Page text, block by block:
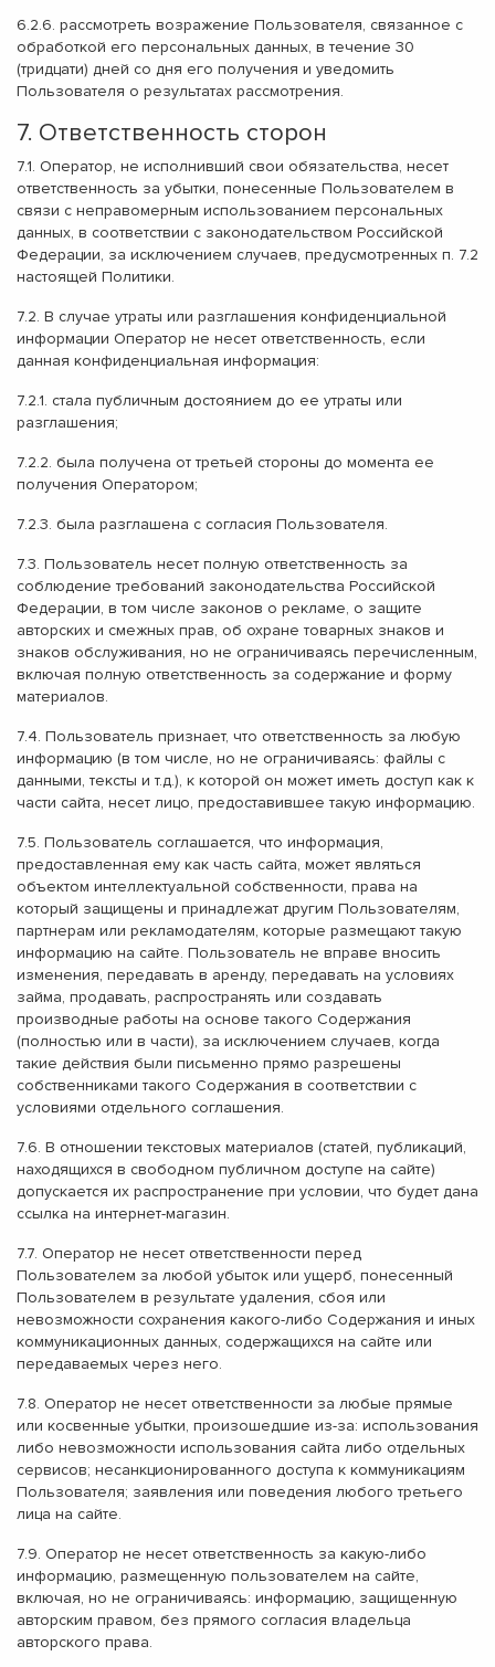
6.2.6. рассмотреть возражение Пользователя, связанное с
обработкой его персональных данных, в течение 30
(тридцати) дней со дня его получения и уведомить
Пользователя о результатах рассмотрения.
7. Ответственность сторон
7.1. Оператор, не исполнивший свои обязательства, несет
ответственность за убытки, понесенные Пользователем в
связи с неправомерным использованием персональных
данных, в соответствии с законодательством Российской
Федерации, за исключением случаев, предусмотренных п. 7.2
настоящей Политики.
7.2. В случае утраты или разглашения конфиденциальной
информации Оператор не несет ответственность, если
данная конфиденциальная информация:
7.2.1. стала публичным достоянием до ее утраты или
разглашения;
7.2.2. была получена от третьей стороны до момента ее
получения Оператором;
7.2.3. была разглашена с согласия Пользователя.
7.3. Пользователь несет полную ответственность за
соблюдение требований законодательства Российской
Федерации, в том числе законов о рекламе, о защите
авторских и смежных прав, об охране товарных знаков и
знаков обслуживания, но не ограничиваясь перечисленным,
включая полную ответственность за содержание и форму
материалов.
7.4. Пользователь признает, что ответственность за любую
информацию (в том числе, но не ограничиваясь: файлы с
данными, тексты и т.д.), к которой он может иметь доступ как к
части сайта, несет лицо, предоставившее такую информацию.
7.5. Пользователь соглашается, что информация,
предоставленная ему как часть сайта, может являться
объектом интеллектуальной собственности, права на
который защищены и принадлежат другим Пользователям,
партнерам или рекламодателям, которые размещают такую
информацию на сайте. Пользователь не вправе вносить
изменения, передавать в аренду, передавать на условиях
займа, продавать, распространять или создавать
производные работы на основе такого Содержания
(полностью или в части), за исключением случаев, когда
такие действия были письменно прямо разрешены
собственниками такого Содержания в соответствии с
условиями отдельного соглашения.
7.6. В отношении текстовых материалов (статей, публикаций,
находящихся в свободном публичном доступе на сайте)
допускается их распространение при условии, что будет дана
ссылка на интернет-магазин.
7.7. Оператор не несет ответственности перед
Пользователем за любой убыток или ущерб, понесенный
Пользователем в результате удаления, сбоя или
невозможности сохранения какого-либо Содержания и иных
коммуникационных данных, содержащихся на сайте или
передаваемых через него.
7.8. Оператор не несет ответственности за любые прямые
или косвенные убытки, произошедшие из-за: использования
либо невозможности использования сайта либо отдельных
сервисов; несанкционированного доступа к коммуникациям
Пользователя; заявления или поведения любого третьего
лица на сайте.
7.9. Оператор не несет ответственность за какую-либо
информацию, размещенную пользователем на сайте,
включая, но не ограничиваясь: информацию, защищенную
авторским правом, без прямого согласия владельца
авторского права.